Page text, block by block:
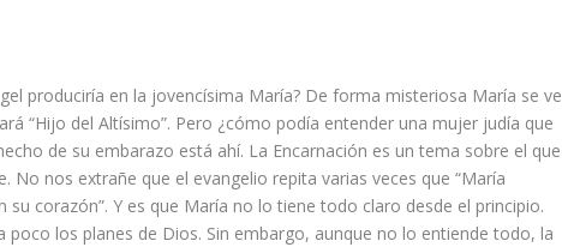
produciría en la jovencísima María? De forma misteriosa María se ve
“Hijo del Altísimo”. Pero ¿cómo podía entender una mujer judía que
de su embarazo está ahí. La Encarnación es un tema sobre el que
nos extrañe que el evangelio repita varias veces que “María
corazón”. Y es que María no lo tiene todo claro desde el principio.
los planes de Dios. Sin embargo, aunque no lo entiende todo, la